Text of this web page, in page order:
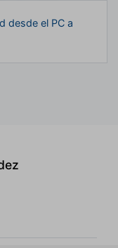
desde el PC a